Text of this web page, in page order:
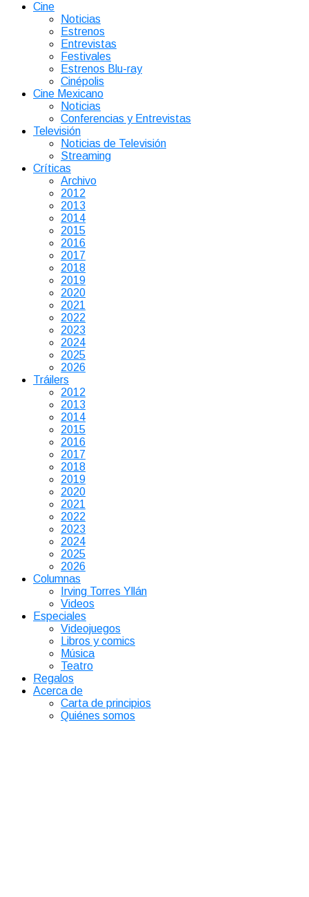
Cine
Noticias
Estrenos
Entrevistas
Festivales
Estrenos Blu-ray
Cinépolis
Cine Mexicano
Noticias
Conferencias y Entrevistas
Televisión
Noticias de Televisión
Streaming
Críticas
Archivo
2012
2013
2014
2015
2016
2017
2018
2019
2020
2021
2022
2023
2024
2025
2026
Tráilers
2012
2013
2014
2015
2016
2017
2018
2019
2020
2021
2022
2023
2024
2025
2026
Columnas
Irving Torres Yllán
Videos
Especiales
Videojuegos
Libros y comics
Música
Teatro
Regalos
Acerca de
Carta de principios
Quiénes somos